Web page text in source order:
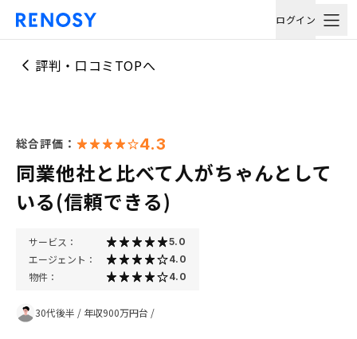
ログイン
評判・口コミTOPへ
総合評価： 4.3
同業他社と比べて人がちゃんとして
いる(信頼できる)
サービス： 5.0
エージェント： 4.0
物件： 4.0
30代後半 / 年収900万円台 /